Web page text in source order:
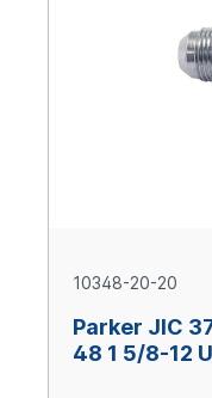
10348-20-20
Parker JIC
48 1 5/8-12